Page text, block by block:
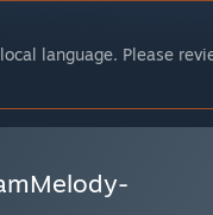
language. Please